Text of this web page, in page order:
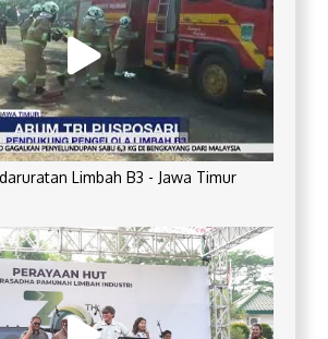
Limbah B3 - Jawa Timur